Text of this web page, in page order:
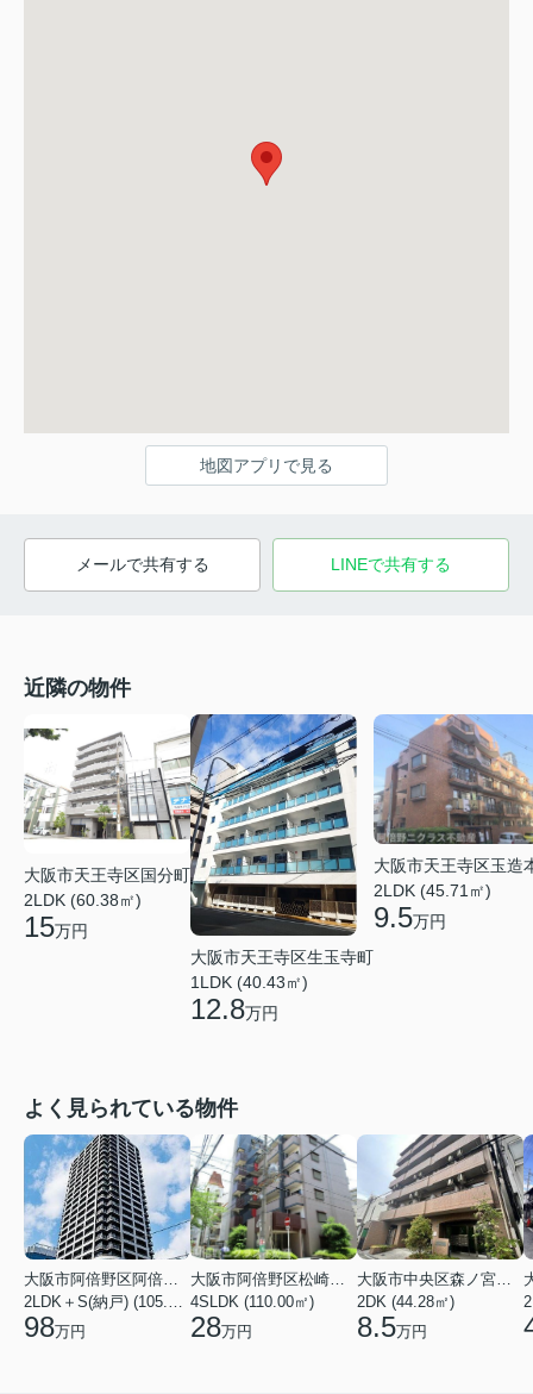
地図アプリで見る
メールで共有する LINEで共有する
近隣の物件
大阪市天王寺区国分町
2LDK (60.38㎡)
15万円
大阪市天王寺区生玉寺町
1LDK (40.43㎡)
12.8万円
大阪市天王寺区玉造
2LDK (45.71㎡)
9.5万円
よく見られている物件
98万円
4SLDK (110.00㎡)
28万円
2DK (44.28㎡)
8.5万円